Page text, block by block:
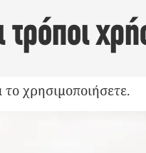
τρόποι
χρησιμοποιήσετε.